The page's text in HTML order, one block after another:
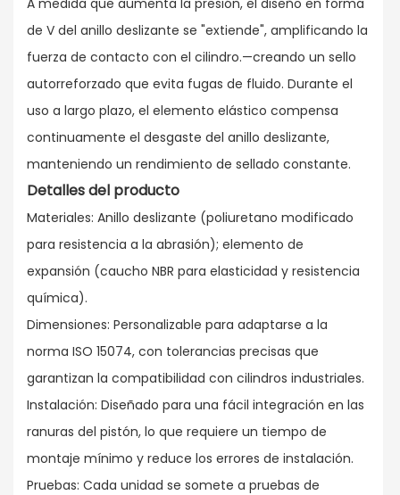
de V del anillo deslizante se "extiende", amplificando la
fuerza de contacto con el cilindro.—creando un sello
autorreforzado que evita fugas de fluido. Durante el
uso a largo plazo, el elemento elástico compensa
continuamente el desgaste del anillo deslizante,
manteniendo un rendimiento de sellado constante.
Detalles del producto
Materiales: Anillo deslizante (poliuretano modificado
para resistencia a la abrasión); elemento de
expansión (caucho NBR para elasticidad y resistencia
química).
Dimensiones: Personalizable para adaptarse a la
norma ISO 15074, con tolerancias precisas que
garantizan la compatibilidad con cilindros industriales.
Instalación: Diseñado para una fácil integración en las
ranuras del pistón, lo que requiere un tiempo de
montaje mínimo y reduce los errores de instalación.
Pruebas: Cada unidad se somete a pruebas de